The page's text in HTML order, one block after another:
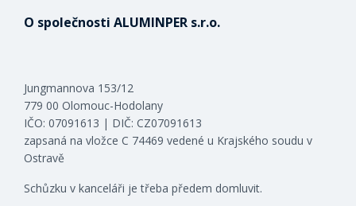
O společnosti ALUMINPER s.r.o.
Jungmannova 153/12
779 00 Olomouc-Hodolany
IČO: 07091613 | DIČ: CZ07091613
zapsaná na vložce C 74469 vedené u Krajského soudu v
Ostravě
Schůzku v kanceláři je třeba předem domluvit.